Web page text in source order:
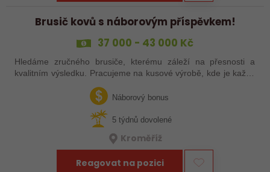
Brusič kovů s náborovým příspěvkem!
37 000 - 43 000 Kč
Hledáme zručného brusiče, kterému záleží na přesnosti a
kvalitním výsledku. Pracujeme na kusové výrobě, kde je každý
plocho nebo kulato – nebo…Náborový bonus
5 týdnů dovolené
Kroměříž
Reagovat na pozici